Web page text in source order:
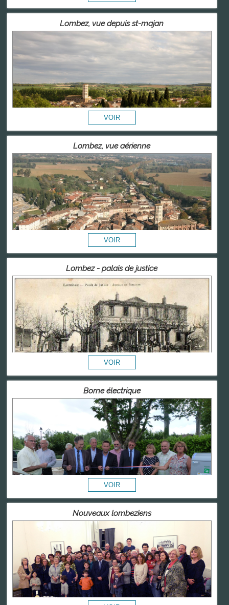
Lombez, vue depuis st-majan
Lombez, vue aérienne
Lombez - palais de justice
Borne électrique
Nouveaux lombeziens